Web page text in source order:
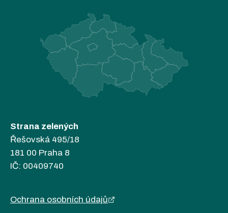
Strana zelených
Řešovská 495/18
181 00 Praha 8
IČ: 00409740
Ochrana osobních údajů